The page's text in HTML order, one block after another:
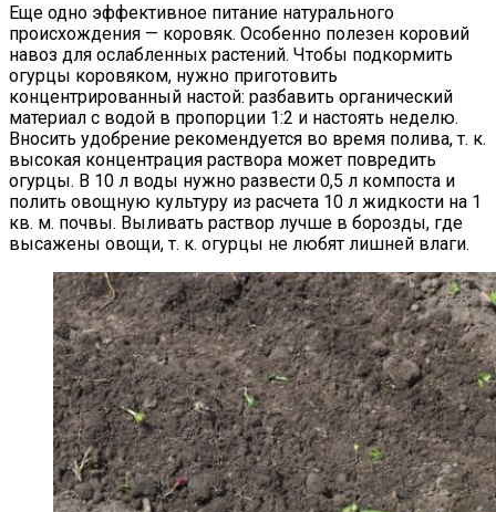
Еще одно эффективное питание натурального
происхождения — коровяк. Особенно полезен коровий
навоз для ослабленных растений. Чтобы подкормить
огурцы коровяком, нужно приготовить
концентрированный настой: разбавить органический
материал с водой в пропорции 1:2 и настоять неделю.
Вносить удобрение рекомендуется во время полива, т. к.
высокая концентрация раствора может повредить
огурцы. В 10 л воды нужно развести 0,5 л компоста и
полить овощную культуру из расчета 10 л жидкости на 1
кв. м. почвы. Выливать раствор лучше в борозды, где
высажены овощи, т. к. огурцы не любят лишней влаги.